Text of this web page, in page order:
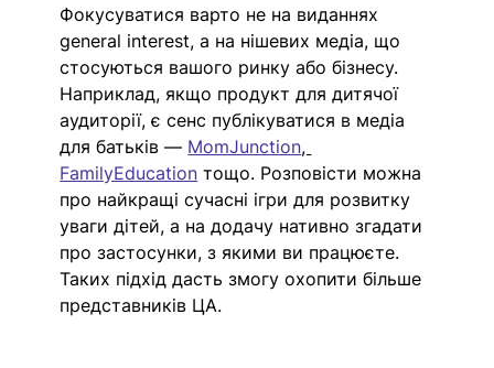
Фокусуватися варто не на виданнях
general interest, а на нішевих медіа, що
стосуються вашого ринку або бізнесу.
Наприклад, якщо продукт для дитячої
аудиторії, є сенс публікуватися в медіа
для батьків — MomJunction,
FamilyEducation тощо. Розповісти можна
про найкращі сучасні ігри для розвитку
уваги дітей, а на додачу нативно згадати
про застосунки, з якими ви працюєте.
Таких підхід дасть змогу охопити більше
представників ЦА.